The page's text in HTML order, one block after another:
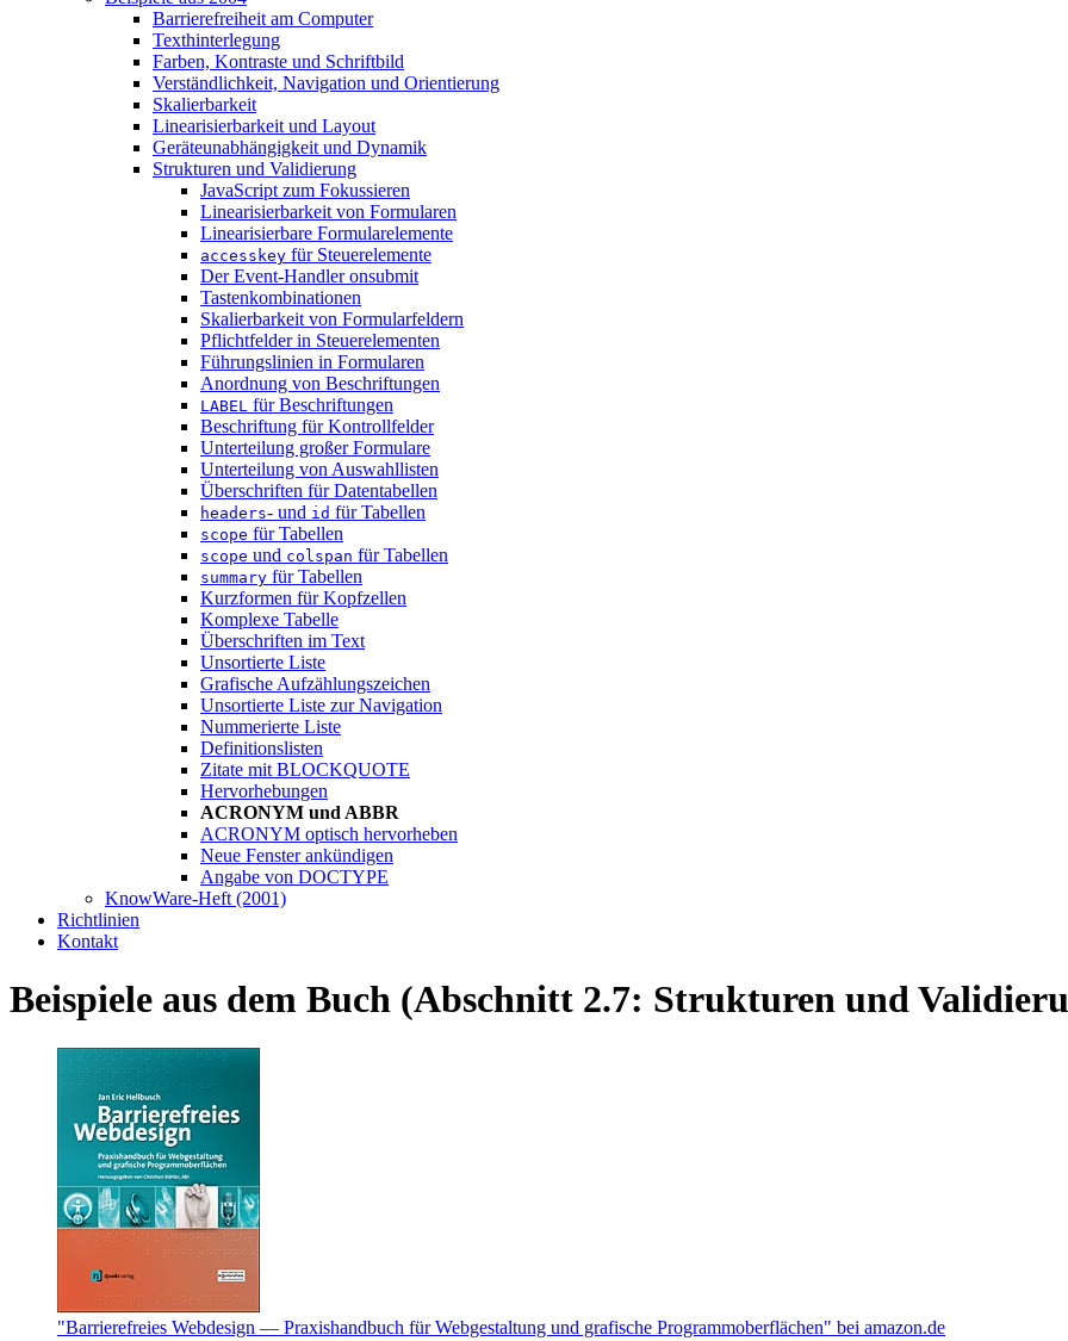
Barrierefreiheit am Computer
Texthinterlegung
Farben, Kontraste und Schriftbild
Verständlichkeit, Navigation und Orientierung
Skalierbarkeit
Linearisierbarkeit und Layout
Geräteunabhängigkeit und Dynamik
Strukturen und Validierung
JavaScript zum Fokussieren
Linearisierbarkeit von Formularen
Linearisierbare Formularelemente
accesskey für Steuerelemente
Der Event-Handler onsubmit
Tastenkombinationen
Skalierbarkeit von Formularfeldern
Pflichtfelder in Steuerelementen
Führungslinien in Formularen
Anordnung von Beschriftungen
LABEL für Beschriftungen
Beschriftung für Kontrollfelder
Unterteilung großer Formulare
Unterteilung von Auswahllisten
Überschriften für Datentabellen
headers- und id für Tabellen
scope für Tabellen
scope und colspan für Tabellen
summary für Tabellen
Kurzformen für Kopfzellen
Komplexe Tabelle
Überschriften im Text
Unsortierte Liste
Grafische Aufzählungszeichen
Unsortierte Liste zur Navigation
Nummerierte Liste
Definitionslisten
Zitate mit BLOCKQUOTE
Hervorhebungen
ACRONYM und ABBR
ACRONYM optisch hervorheben
Neue Fenster ankündigen
Angabe von DOCTYPE
KnowWare-Heft (2001)
Richtlinien
Kontakt
Beispiele aus dem Buch (Abschnitt 2.7: Strukturen und
"Barrierefreies Webdesign — Praxishandbuch für Webgestaltung und grafische Programmoberflächen" bei amazon.de